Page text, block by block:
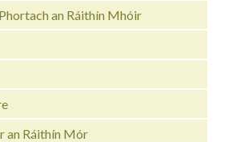
an Ráithín Mhóir
an Ráithín Mór